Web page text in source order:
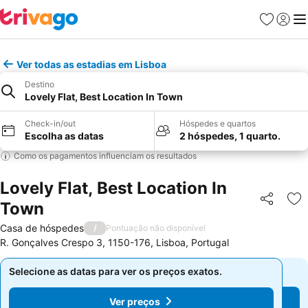
Favoritos
Iniciar
Ver todas as estadias em Lisboa
Destino
Lovely Flat, Best Location In Town
Check-in/out
Escolha as datas
Hóspedes e quartos
2 hóspedes, 1 quarto.
Como os pagamentos influenciam os resultados
Lovely Flat, Best Location In
Town
Partilhar
Casa de hóspedes / Pontuação não disponível
R. Gonçalves Crespo 3, 1150-176, Lisboa, Portugal
Selecione as datas para ver os preços exatos.
Ver preços
Selecione as datas para ver os preços exatos.
Ver preços